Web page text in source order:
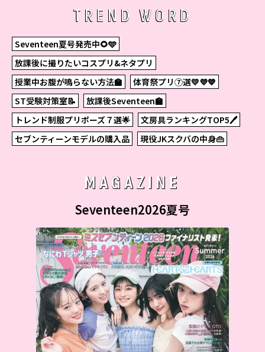
TREND WORD
Seventeen夏号発売中🌻🩵
放課後に撮りたいコスプリ&ネタプリ
授業中お腹が鳴らない方法🏫
体育祭プリ⑦選💛💜💙
ST受験対策室📝
放課後Seventeen🏫
トレンド制服プリポーズ７選🌟
文房具ランキングTOP5🖊
セブンティーンモデルの購入品
現役JKスクバの中身👜
MAGAZINE
Seventeen2026夏号